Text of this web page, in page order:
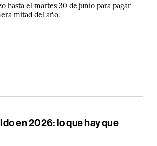
hasta el martes 30 de junio para pagar
mitad del año.
en 2026: lo que hay que